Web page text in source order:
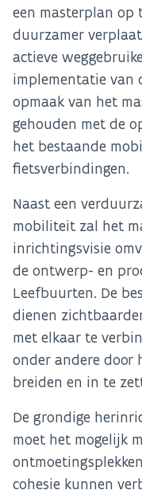
een masterplan op
duurzamer
actieve
implementatie van
opmaak van het
gehouden met de
het bestaande
fietsverbindingen.
Naast een
mobiliteit zal het
inrichtingsvisie
de ontwerp- en
Leefbuurten. De
dienen
met elkaar te
onder andere door
breiden en in te
De grondige
moet het mogelijk
cohesie kunnen